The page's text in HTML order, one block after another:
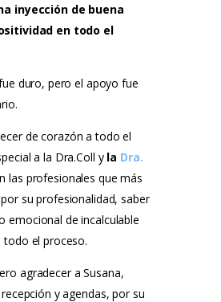
inyección de buena
en todo el
duro, pero el apoyo fue
de corazón a todo el
a la Dra.Coll yla Dra.
las profesionales que más
su profesionalidad, saber
emocional de incalculable
todo el proceso.
agradecer a Susana,
y agendas, por su